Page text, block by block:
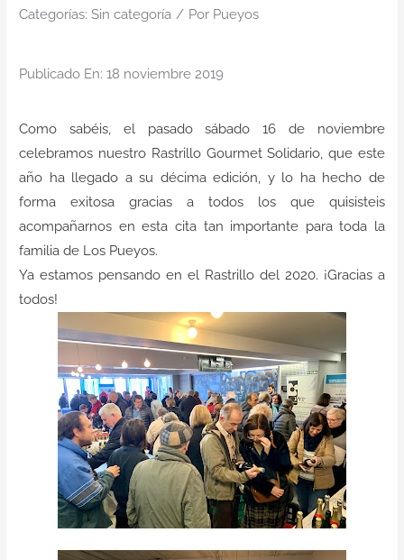
Responsabilidad social
Actualidad
Categorías: Sin categoría / Por Pueyos
Publicado En: 18 noviembre 2019
Como sabéis, el pasado sábado 16 de noviembre
celebramos nuestro Rastrillo Gourmet Solidario, que este
año ha llegado a su décima edición, y lo ha hecho de
forma exitosa gracias a todos los que quisisteis
acompañarnos en esta cita tan importante para toda la
familia de Los Pueyos.
Ya estamos pensando en el Rastrillo del 2020. ¡Gracias a
todos!